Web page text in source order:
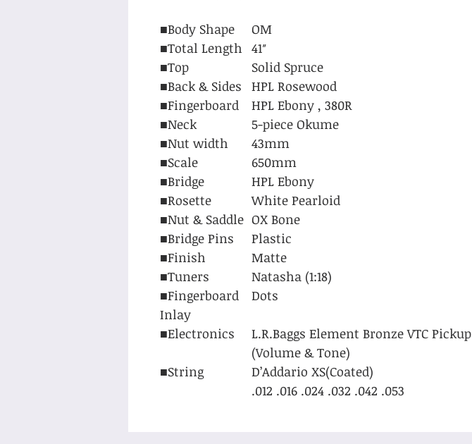
■Body Shape
OM
■Total Length 41″
■Top
Solid Spruce
■Back & Sides
HPL Rosewood
■Fingerboard
HPL Ebony , 380R
■Neck
5-piece Okume
■Nut width
43mm
■Scale
650mm
■Bridge
HPL Ebony
■Rosette
White Pearloid
■Nut & Saddle OX Bone
■Bridge Pins
Plastic
■Finish
Matte
■Tuners
Natasha (1:18)
■Fingerboard
Inlay
Dots
■Electronics
L.R.Baggs Element Bronze VTC Pickup
(Volume & Tone)
■String
D’Addario XS(Coated)
.012 .016 .024 .032 .042 .053